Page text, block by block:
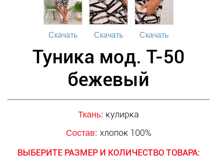
Скачать Скачать Скачать
Туника мод. Т-50
бежевый
Ткань: кулирка
Состав: хлопок 100%
ВЫБЕРИТЕ РАЗМЕР И КОЛИЧЕСТВО ТОВАРА: